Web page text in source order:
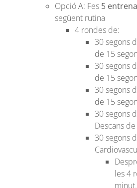
Opció A: Fes 5
següent rutina
4 rondes de:
30 segons
de 15
30 segons
de 15
30 segons
de 15
30 segons
Descans
30 segons
les 4
minut.